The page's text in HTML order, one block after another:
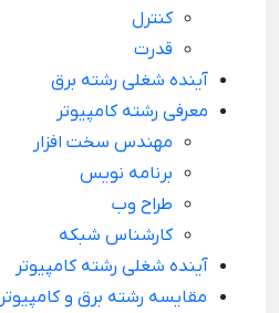
کنترل
قدرت
آینده شغلی رشته برق
معرفی رشته کامپیوتر
مهندس سخت افزار
برنامه نویس
طراح وب
کارشناس شبکه
آینده شغلی رشته کامپیوتر
مقایسه رشته برق و